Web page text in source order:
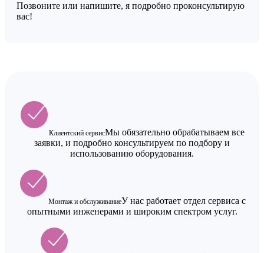
Позвоните или напишите, я подробно проконсультирую
вас!
Клиентский сервисМы обязательно обрабатываем все
заявки, и подробно консультируем по подбору и
использованию оборудования.
Монтаж и обслуживаниеУ нас работает отдел сервиса с
опытными инженерами и широким спектром услуг.